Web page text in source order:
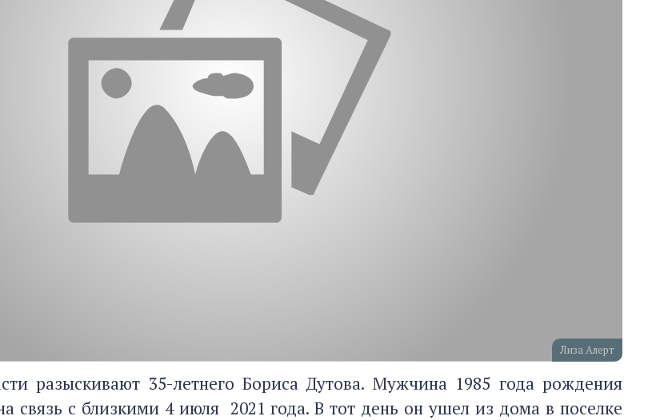
Лиза Алерт
разыскивают 35-летнего Бориса Дутова. Мужчина 1985 года рождения
связь с близкими 4 июля 2021 года. В тот день он ушел из дома в поселке